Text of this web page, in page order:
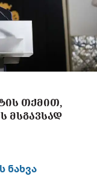
ᲗᲥᲛᲘᲗ,
ᲛᲡᲒᲐᲕᲡᲐᲓ
ნახვა